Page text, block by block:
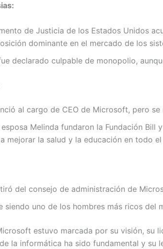
de Justicia de los Estados Unidos
dominante en el mercado de los
declarado culpable de monopolio,
al cargo de CEO de Microsoft, pero
Melinda fundaron la Fundación
mejorar la salud y la educación en todo el
del consejo de administración de
siendo uno de los hombres más ricos
estuvo marcada por su visión,
la informática ha sido fundamental y su